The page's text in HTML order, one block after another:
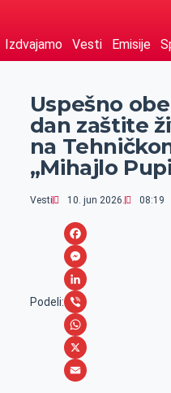
Izdvajamo Vesti Emisije
Uspešno
dan zaštite
na
„Mihajlo
Vesti 10. jun 2026. 08:19
Podeli:
F
a
c
e
b
o
M
e
s
s
e
L
i
n
k
V
i
b
W
h
X